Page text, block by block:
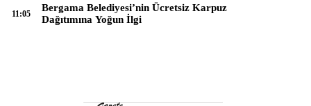
Bergama Belediyesi’nin Ücretsiz Karpuz
Dağıtımına Yoğun İlgi
11:05